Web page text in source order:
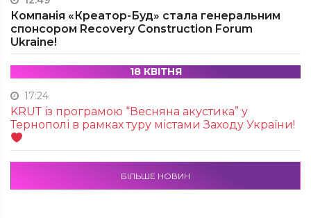
Компанія «Креатор-Буд» стала генеральним
спонсором Recovery Construction Forum
Ukraine!
18 КВІТНЯ
17:24
KRUТ із програмою “Весняна акустика” у
Тернополі в рамках туру містами Заходу України!
БІЛЬШЕ НОВИН